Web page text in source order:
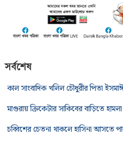
সর্বশেষ
কাল সাংবাদিক খলিল চৌধুরীর পিতা
মাগুরায় ক্রিকেটার সাকিবের বাড়িতে হামলা
চব্বিশের চেতনা থাকলে হাসিনা আসতে